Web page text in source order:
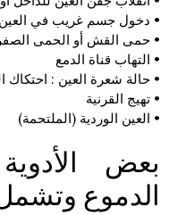
• دخول جسم غريب في العين
• حمى القش أو الحمى
• التهاب قناة الدمع
• حالة شعرة العين : احتكاك
• تهيج القرنية
• العين الوردية (الملتحمة)
بعض
الدموع